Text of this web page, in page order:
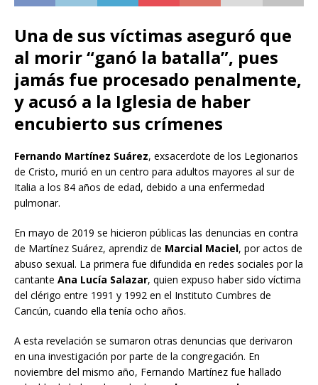
Una de sus víctimas aseguró que
al morir “ganó la batalla”, pues
jamás fue procesado penalmente,
y acusó a la Iglesia de haber
encubierto sus crímenes
Fernando Martínez Suárez, exsacerdote de los Legionarios
de Cristo, murió en un centro para adultos mayores al sur de
Italia a los 84 años de edad, debido a una enfermedad
pulmonar.
En mayo de 2019 se hicieron públicas las denuncias en contra
de Martínez Suárez, aprendiz de Marcial Maciel, por actos de
abuso sexual. La primera fue difundida en redes sociales por la
cantante Ana Lucía Salazar, quien expuso haber sido víctima
del clérigo entre 1991 y 1992 en el Instituto Cumbres de
Cancún, cuando ella tenía ocho años.
A esta revelación se sumaron otras denuncias que derivaron
en una investigación por parte de la congregación. En
noviembre del mismo año, Fernando Martínez fue hallado